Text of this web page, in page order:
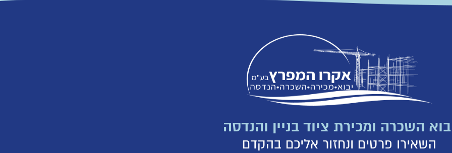
השכרה ומכירת ציוד בניין והנדסה
השאירו פרטים ונחזור אליכם בהקדם